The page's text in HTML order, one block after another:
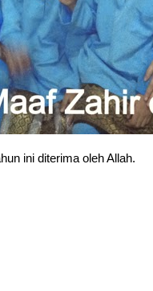
ini diterima oleh Allah.